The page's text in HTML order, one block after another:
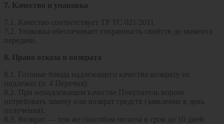
7. Качество и упаковка
7.1. Качество соответствует ТР ТС 021/2011.
7.2. Упаковка обеспечивает сохранность свойств до момента
передачи.
8. Право отказа и возврата
8.1. Готовые блюда надлежащего качества возврату не
подлежат (п. 4 Перечня).
8.2. При ненадлежащем качестве Покупатель вправе
потребовать замену или возврат средств (заявление в день
получения).
8.3. Возврат — тем же способом оплаты в срок до 10 дней.